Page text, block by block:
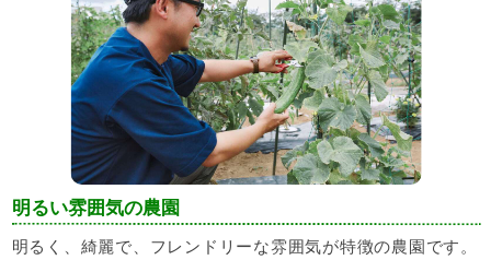
明るい雰囲気の農園
明るく、綺麗で、フレンドリーな雰囲気が特徴の農園です。